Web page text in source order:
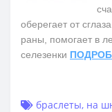
оберегает от
раны, помогает в
селезенки
браслеты, на